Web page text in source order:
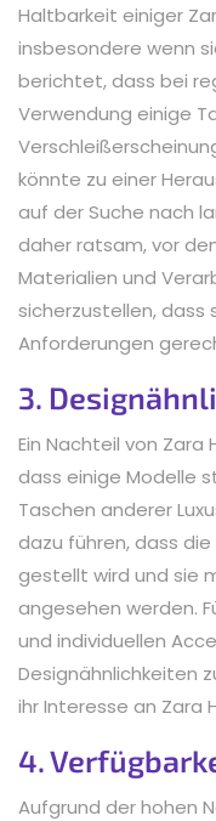
Haltbarkeit einiger
insbesondere wenn
berichtet, dass bei
Verwendung einige
könnte zu einer
auf der Suche nach
daher ratsam, vor
Materialien und
sicherzustellen, dass
Anforderungen
3.
Ein Nachteil von
dass einige Modelle
Taschen anderer
dazu führen, dass
gestellt wird und sie
angesehen werden.
und individuellen
Designähnlichkeiten
ihr Interesse an Zara
4.
Aufgrund der hohen